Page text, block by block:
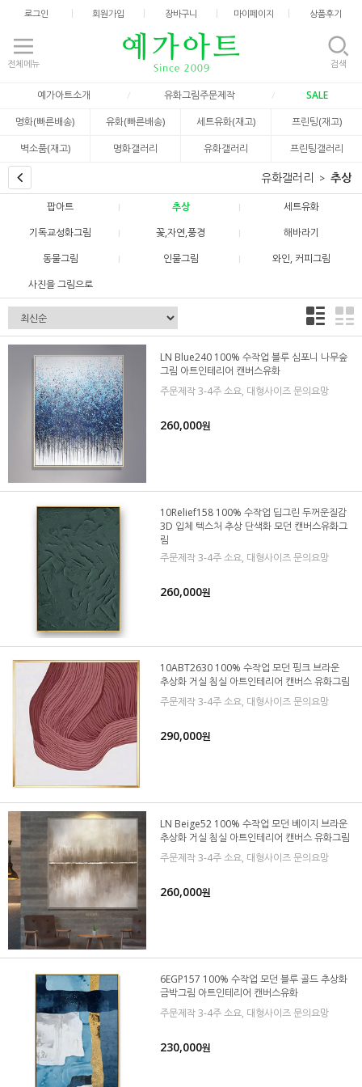
로그인 회원가입 장바구니 마이페이지 상품후기
전체메뉴 검색
예가아트소개 유화그림주문제작
SALE
명화(빠른배송)
유화(빠른배송) 세트유화(재고)
프린팅(재고)
벽소품(재고)
명화갤러리 유화갤러리 프린팅갤러리
유화갤러리 추상
팝아트 추상
세트유화
기독교성화그림
꽃,자연,풍경
해바라기
동물그림
인물그림
와인, 커피그림
사진을 그림으로
LN Blue240 100% 수작업 블루 심포니 나무숲
그림 아트인테리어 캔버스유화
주문제작 3-4주 소요, 대형사이즈 문의요망
260,000원
10Relief158 100% 수작업 딥그린 두꺼운질감
3D 입체 텍스처 추상 단색화 모던 캔버스유화그
림
주문제작 3-4주 소요, 대형사이즈 문의요망
260,000원
10ABT2630 100% 수작업 모던 핑크 브라운
추상화 거실 침실 아트인테리어 캔버스 유화그림
주문제작 3-4주 소요, 대형사이즈 문의요망
290,000원
LN Beige52 100% 수작업 모던 베이지 브라운
추상화 거실 침실 아트인테리어 캔버스 유화그림
주문제작 3-4주 소요, 대형사이즈 문의요망
260,000원
6EGP157 100% 수작업 모던 블루 골드 추상화
금박그림 아트인테리어 캔버스유화
주문제작 3-4주 소요, 대형사이즈 문의요망
230,000원